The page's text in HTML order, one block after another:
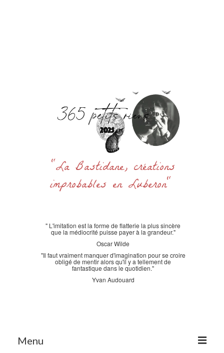
"La Bastidane, créations
improbables en Luberon"
" L'imitation est la forme de flatterie la plus sincère
que la médiocrité puisse payer à la grandeur."
Oscar Wilde
"Il faut vraiment manquer d'imagination pour se croire
obligé de mentir alors qu'il y a tellement de
fantastique dans le quotidien."
Yvan Audouard
Menu